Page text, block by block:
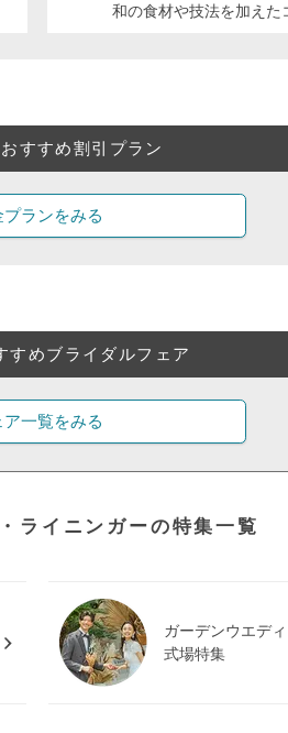
和の食材や技法を加えた
すすめ割引プラン
プランをみる
すめブライダルフェア
ア一覧をみる
ライニンガーの特集一覧
ガーデンウエデ
式場特集